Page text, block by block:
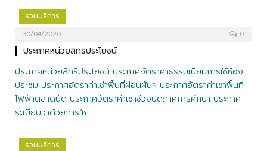
รวมบริการ
30/04/2020 0
ประกาศหน่วยสิทธิประโยชน์
ประกาศหน่วยสิทธิประโยชน์ ประกาศอัตราค่าธรรมเนียมการใช้ห้อง
ประชุม ประกาศอัตราค่าเช่าพื้นที่ผ่อนผันฯ ประกาศอัตราค่าเช่าพื้นที่
ไฟฟ้าตลาดนัด ประกาศอัตราค่าเช่าช่วงปิดภาคการศึกษา ประกาศ
ระเบียบว่าด้วยการให…
รวมบริการ